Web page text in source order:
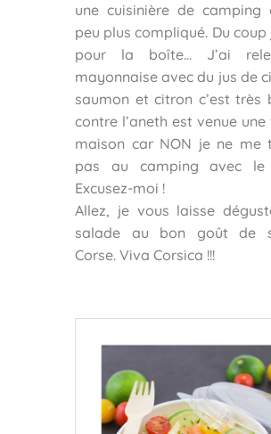
une cuisinière de camping
peu plus compliqué. Du coup
pour la boîte… J’ai
mayonnaise avec du jus de
saumon et citron c’est très
contre l’aneth est venue
maison car NON je ne me
pas au camping avec le
Excusez-moi !
Allez, je vous laisse
salade au bon goût de
Corse. Viva Corsica !!!